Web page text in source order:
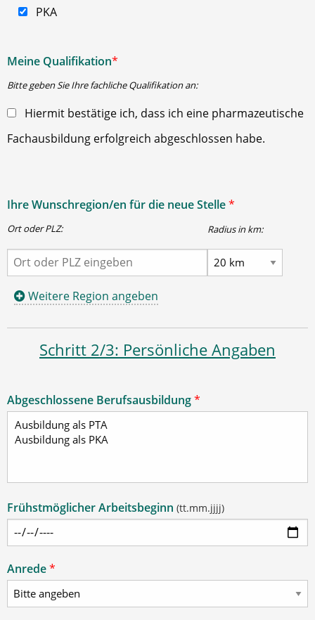
PKA
Meine Qualifikation*
Bitte geben Sie Ihre fachliche Qualifikation an:
Hiermit bestätige ich, dass ich eine pharmazeutische
Fachausbildung erfolgreich abgeschlossen habe.
Ihre Wunschregion/en für die neue Stelle*
Ort oder PLZ: Radius in km:
Weitere Region angeben
Schritt 2/3: Persönliche Angaben
Abgeschlossene Berufsausbildung*
Frühstmöglicher Arbeitsbeginn (tt.mm.jjjj)
Anrede*